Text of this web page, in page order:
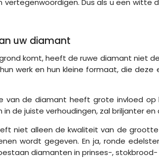
vertegenwoordigen. Dus als u een witte
uw diamant
komt, heeft de ruwe diamant niet
werk en hun kleine formaat, die
van de diamant heeft grote invloed
de juiste verhoudingen, zal briljanter en
niet alleen de kwaliteit van de
wordt gegeven. En ja, ronde
diamanten in prinses-,